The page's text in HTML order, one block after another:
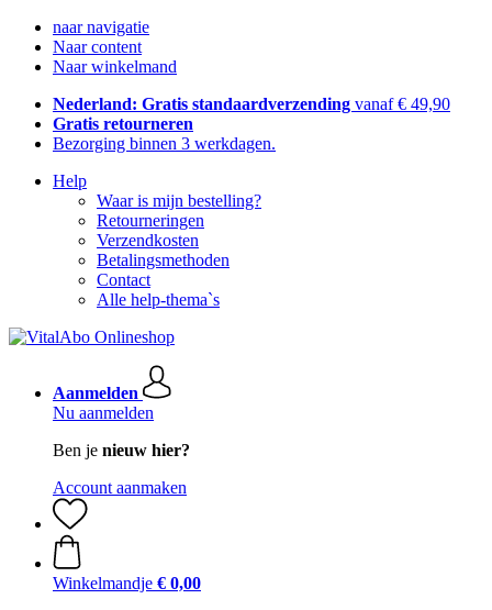
naar navigatie
Naar content
Naar winkelmand
Nederland: Gratis standaardverzending vanaf € 49,90
Gratis retourneren
Bezorging binnen 3 werkdagen.
Help
Waar is mijn bestelling?
Retourneringen
Verzendkosten
Betalingsmethoden
Contact
Alle help-thema`s
Aanmelden
Nu aanmelden
Ben je nieuw hier?
Account aanmaken
Winkelmandje € 0,00